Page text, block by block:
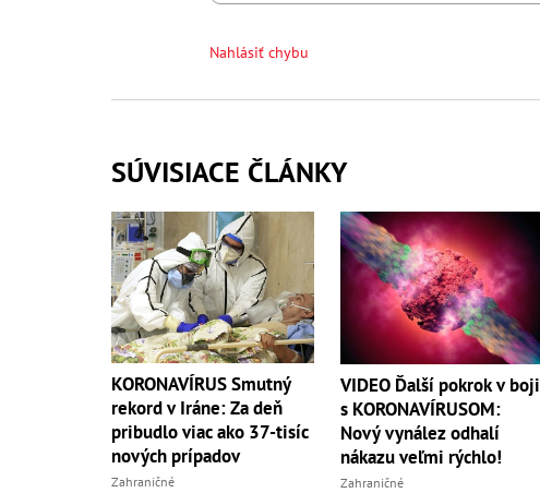
Nahlásiť chybu
SÚVISIACE ČLÁNKY
KORONAVÍRUS Smutný
rekord v Iráne: Za deň
pribudlo viac ako 37-tisíc
nových prípadov
Zahraničné
VIDEO Ďalší pokrok v boji
s KORONAVÍRUSOM:
Nový vynález odhalí
nákazu veľmi rýchlo!
Zahraničné